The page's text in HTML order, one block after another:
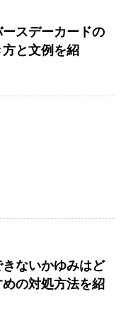
スデーカードの
と文例を紹
ないかゆみはど
の対処方法を紹